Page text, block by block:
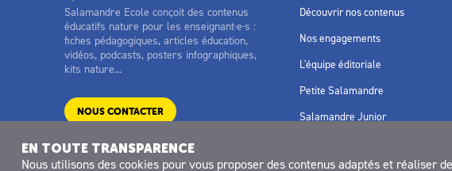
Salamandre Ecole conçoit des contenus
éducatifs nature pour les enseignant·e·s :
fiches pédagogiques, articles éducation,
vidéos, podcasts, posters infographiques,
kits nature...
NOUS CONTACTER
Découvrir nos contenus
Nos engagements
L'équipe éditoriale
Petite Salamandre
Salamandre Junior
EN TOUTE TRANSPARENCE
Nous utilisons des cookiespour vous proposer des contenus adaptés et réaliser